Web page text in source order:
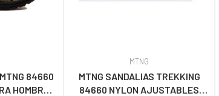
84660
HOMBRE
MTNG
MTNG SANDALIAS TREKKING
84660 NYLON AJUSTABLES